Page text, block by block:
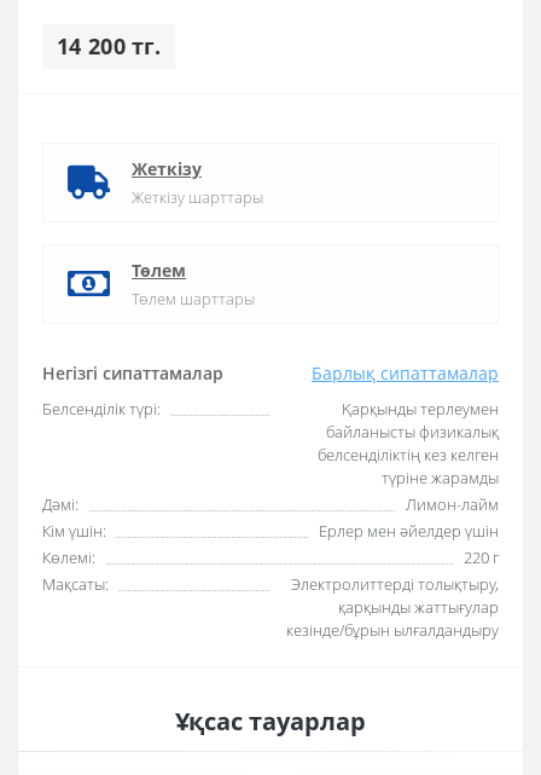
14 200 тг.
Негізгі сипаттамалар Барлық сипаттамалар
Белсенділік түрі:
Қарқынды терлеумен
байланысты физикалық
белсенділіктің кез келген
түріне жарамды
Дәмі:
Лимон-лайм
Кім үшін:
Ерлер мен әйелдер үшін
Көлемі:
220 г
Мақсаты:
Электролиттерді толықтыру,
қарқынды жаттығулар
кезінде/бұрын ылғалдандыру
Жеткізу
Жеткізу шарттары
Төлем
Төлем шарттары
Ұқсас тауарлар